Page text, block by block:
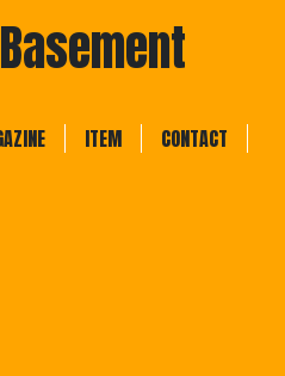
ITEM CONTACT